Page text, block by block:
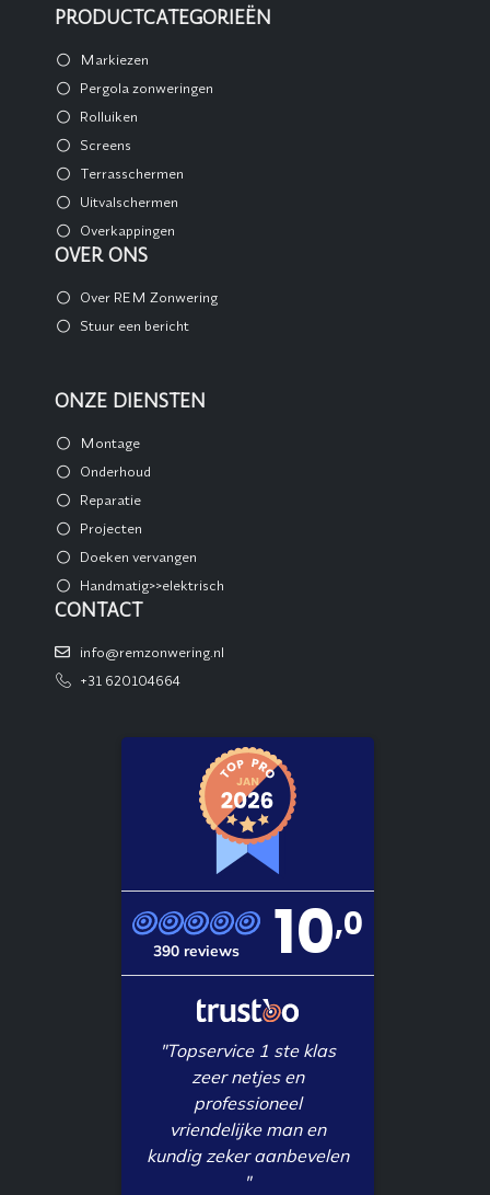
PRODUCTCATEGORIEËN
Markiezen
Pergola zonweringen
Rolluiken
Screens
Terrasschermen
Uitvalschermen
Overkappingen
OVER ONS
Over REM Zonwering
Stuur een bericht
ONZE DIENSTEN
Montage
Onderhoud
Reparatie
Projecten
Doeken vervangen
Handmatig>>elektrisch
CONTACT
info@remzonwering.nl
+31 620104664
390 reviews 10,0
"Topservice 1 ste klas
zeer netjes en
professioneel
vriendelijke man en
kundig zeker aanbevelen
"